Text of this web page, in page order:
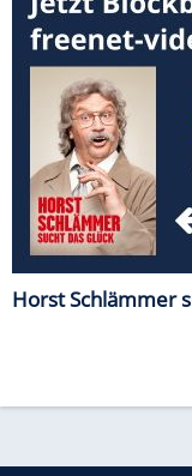
Horst Schlämmer